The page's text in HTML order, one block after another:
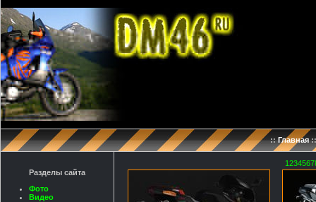
::Главная
Разделы сайта
Фото
Видео
1234567